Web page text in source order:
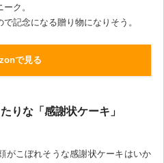
ク。
記念になる贈り物になりそう。
で見る
りな「感謝状ケーキ」
がこぼれそうな感謝状ケーキはいか